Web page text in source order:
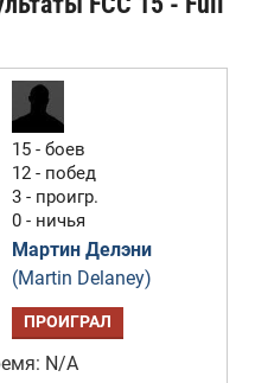
15 - боев
12 - побед
3 - проигр.
0 - ничья
Мартин Делэни
(Martin Delaney)
ПРОИГРАЛ
N/A